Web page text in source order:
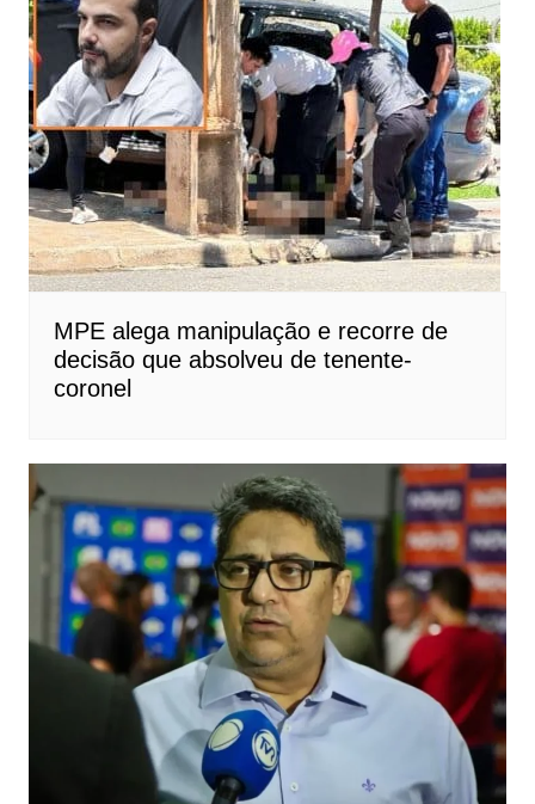
MPE alega manipulação e recorre de
decisão que absolveu de tenente-
coronel